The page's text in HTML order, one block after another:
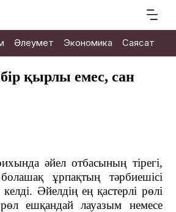
Әлеумет Экономика Саясат
бір қырлы емес, сан
әйел отбасының тірегі,
ұрпақтың тәрбиешісі
Әйелдің ең қастерлі рөлі
ешқандай лауазым немесе